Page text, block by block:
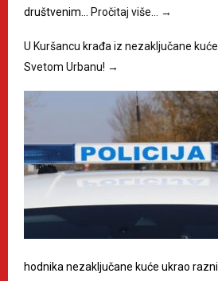
društvenim…
Pročitaj više… →
U Kuršancu krađa iz nezaključane
Svetom Urbanu! →
hodnika nezaključane kuće ukrao